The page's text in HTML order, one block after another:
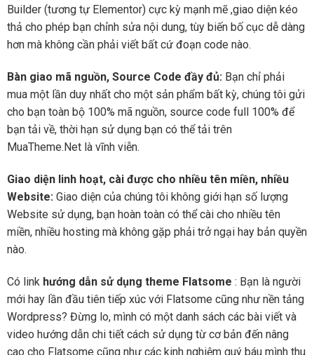
Builder (tương tự Elementor) cực kỳ mạnh mẽ ,giao diện kéo
thả cho phép bạn chỉnh sửa nội dung, tùy biến bố cục dễ dàng
hơn mà không cần phải viết bất cứ đoạn code nào.
Bàn giao mã nguồn, Source Code đầy đủ: Bạn chỉ phải
mua một lần duy nhất cho một sản phẩm bất kỳ, chúng tôi gửi
cho bạn toàn bộ 100% mã nguồn, source code full 100% để
bạn tải về, thời hạn sử dụng bạn có thể tải trên
MuaTheme.Net là vĩnh viễn.
Giao diện linh hoạt, cài được cho nhiều tên miền, nhiều
Website: Giao diện của chúng tôi không giới hạn số lượng
Website sử dụng, bạn hoàn toàn có thể cài cho nhiều tên
miền, nhiều hosting mà không gặp phải trở ngại hay bản quyền
nào.
Có link hướng dẫn sử dụng theme Flatsome : Bạn là người
mới hay lần đầu tiên tiếp xúc với Flatsome cũng như nền tảng
Wordpress? Đừng lo, mình có một danh sách các bài viết và
video hướng dẫn chi tiết cách sử dụng từ cơ bản đến nâng
cao cho Flatsome cũng như các kinh nghiệm quý báu mình thu